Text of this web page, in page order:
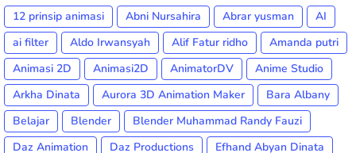
12 prinsip animasi Abni Nursahira Abrar yusman
AI
ai filter
Aldo Irwansyah Alif Fatur ridho
Amanda putri
Animasi 2D
Animasi2D AnimatorDV
Anime Studio
Arkha Dinata
Aurora 3D Animation Maker
Bara Albany
Belajar
Blender
Blender Muhammad Randy Fauzi
Daz Animation
Daz Productions
Efhand Abyan Dinata